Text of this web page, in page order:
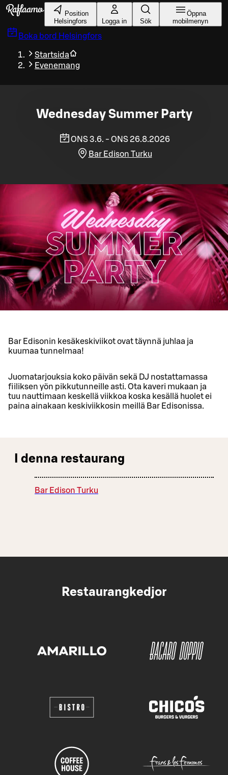
Gå till huvudinnehållet
Position
Helsingfors
Logga in Sök
Öppna
mobilmenyn
Boka bord Helsingfors
Startsida
Evenemang
Wednesday Summer Party
ONS 3.6. - ONS 26.8.2026
Bar Edison Turku
Bar Edisonin kesäkeskiviikot ovat täynnä juhlaa ja
kuumaa tunnelmaa!
Juomatarjouksia koko päivän sekä DJ nostattamassa
fiiliksen yön pikkutunneille asti. Ota kaveri mukaan ja
tuu nauttimaan keskellä viikkoa koska kesällä huolet ei
paina ainakaan keskiviikkosin meillä Bar Edisonissa.
I denna restaurang
Bar Edison Turku
Restaurangkedjor